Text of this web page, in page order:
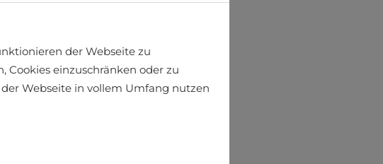
der Webseite zu
Cookies einzuschränken oder zu
Webseite in vollem Umfang nutzen